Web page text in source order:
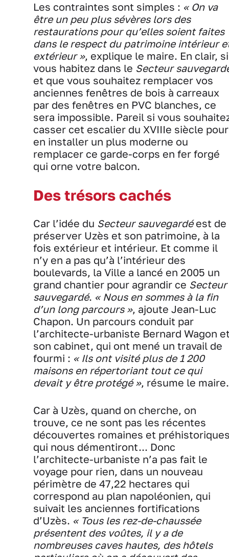
Les contraintes sont simples : « On va
être un peu plus sévères lors des
restaurations pour qu’elles soient faites
dans le respect du patrimoine intérieur
extérieur », explique le maire. En clair, si
vous habitez dans le Secteur
et que vous souhaitez remplacer vos
anciennes fenêtres de bois à carreaux
par des fenêtres en PVC blanches, ce
sera impossible. Pareil si vous
casser cet escalier du XVIIIe siècle pour
en installer un plus moderne ou
remplacer ce garde-corps en fer forgé
qui orne votre balcon.
Des trésors cachés
Car l’idée du Secteur sauvegardéest de
préserver Uzès et son patrimoine, à la
fois extérieur et intérieur. Et comme il
n’y en a pas qu’à l’intérieur des
boulevards, la Ville a lancé en 2005 un
grand chantier pour agrandir ce Secteur
sauvegardé. « Nous en sommes à la fin
d’un long parcours », ajoute Jean-Luc
Chapon. Un parcours conduit par
l’architecte-urbaniste Bernard Wagon
son cabinet, qui ont mené un travail de
fourmi : « Ils ont visité plus de 1 200
maisons en répertoriant tout ce qui
devait y être protégé », résume le maire.
Car à Uzès, quand on cherche, on
trouve, ce ne sont pas les récentes
découvertes romaines et
qui nous démentiront... Donc
l’architecte-urbaniste n’a pas fait le
voyage pour rien, dans un nouveau
périmètre de 47,22 hectares qui
correspond au plan napoléonien, qui
suivait les anciennes fortifications
d’Uzès. « Tous les rez-de-chaussée
présentent des voûtes, il y a de
nombreuses caves hautes, des hôtels